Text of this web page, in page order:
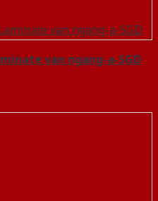
van ngang-a-SGD